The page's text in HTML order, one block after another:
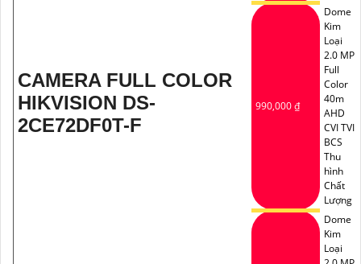
CAMERA FULL COLOR
HIKVISION DS-
2CE72DF0T-F
990,000 ₫
Dome
Kim
Loại
2.0 MP
Full
Color
40m
AHD
CVI TVI
BCS
Thu
hình
Chất
Lượng
Dome
Kim
Loại